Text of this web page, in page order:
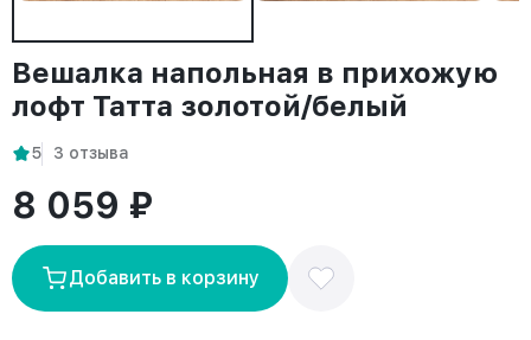
Вешалка напольная в прихожую
лофт Татта золотой/белый
5 3 отзыва
8 059 ₽
Добавить в корзину